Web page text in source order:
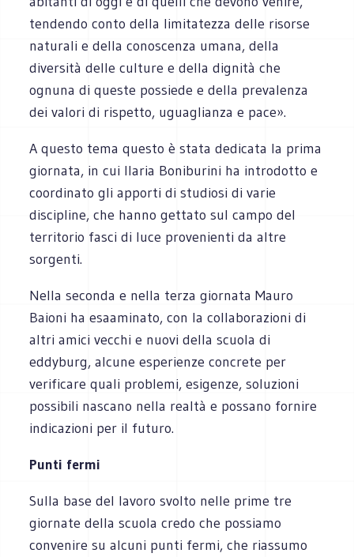
tendendo conto della limitatezza delle risorse
naturali e della conoscenza umana, della
diversità delle culture e della dignità che
ognuna di queste possiede e della prevalenza
dei valori di rispetto, uguaglianza e pace».
A questo tema questo è stata dedicata la prima
giornata, in cui Ilaria Boniburini ha introdotto e
coordinato gli apporti di studiosi di varie
discipline, che hanno gettato sul campo del
territorio fasci di luce provenienti da altre
sorgenti.
Nella seconda e nella terza giornata Mauro
Baioni ha esaaminato, con la collaborazioni di
altri amici vecchi e nuovi della scuola di
eddyburg, alcune esperienze concrete per
verificare quali problemi, esigenze, soluzioni
possibili nascano nella realtà e possano fornire
indicazioni per il futuro.
Punti fermi
Sulla base del lavoro svolto nelle prime tre
giornate della scuola credo che possiamo
convenire su alcuni punti fermi, che riassumo